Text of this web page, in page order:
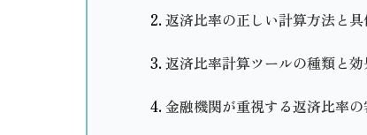
返済比率の正しい計算方法と具
返済比率計算ツールの種類と
金融機関が重視する返済比率